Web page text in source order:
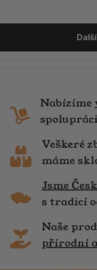
Nabízíme
spolupráci
Veškeré
máme
Jsme
s tradicí
Naše
přírodní